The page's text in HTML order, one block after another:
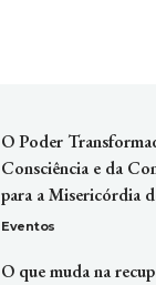
O Poder
Consciência e da
para a Misericórdia
Eventos
O que muda na